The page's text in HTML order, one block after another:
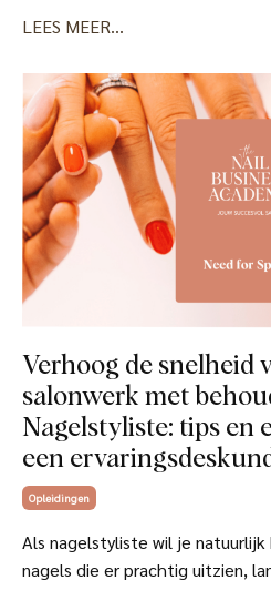
LEES MEER...
Verhoog de snelheid
salonwerk met
Nagelstyliste: tips en
een
Opleidingen
Als nagelstyliste wil je
nagels die er prachtig uitzien,